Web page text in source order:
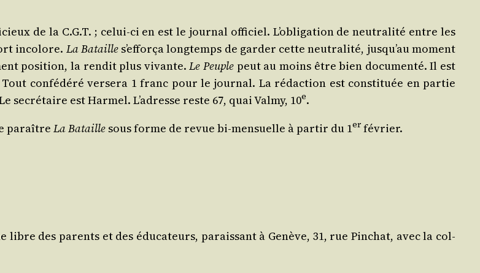
de la C.G.T. ; celui-ci en est le jour­nal offi­ciel. L’obligation de neu­tra­li­té entre les
inco­lore. La Batailles’efforça long­temps de gar­der cette neu­tra­li­té, jusqu’au moment
posi­tion, la ren­dit plus vivante.Le Peuple peut au moins être bien docu­men­té. Il est
confé­dé­ré ver­se­ra 1 franc pour le jour­nal. La rédac­tion est consti­tuée en par­tie
secré­taire est Har­mel. L’adresse reste 67, quai Val­my, 10e.
paraître La Bataille sous forme de revue bi-men­suelle à par­tir du 1er février.
des parents et des édu­ca­teurs, parais­sant à Genève, 31, rue Pin­chat, avec la col­